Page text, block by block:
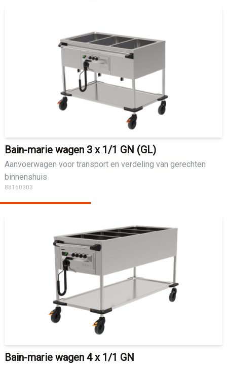
Bain-marie wagen 3 x 1/1 GN (GL)
Aanvoerwagen voor transport en verdeling van gerechten
binnenshuis
88160303
Bain-marie wagen 4 x 1/1 GN